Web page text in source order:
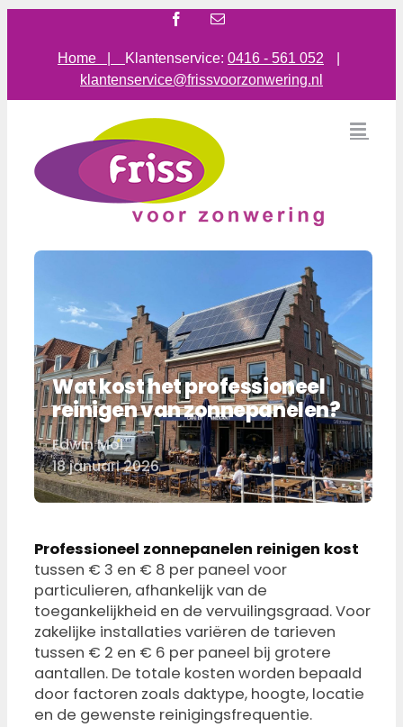
Facebook
E-
Home | Klantenservice: 0416 - 561 052
klantenservice@frissvoorzonwering.nl
Wat kost het professioneel
reinigen van zonnepanelen?
Door
Edwin Mol
18 januari 2026
Professioneel zonnepanelen reinigen kost
tussen € 3 en € 8 per paneel voor
particulieren, afhankelijk van de
toegankelijkheid en de vervuilingsgraad. Voor
zakelijke installaties variëren de tarieven
tussen € 2 en € 6 per paneel bij grotere
aantallen. De totale kosten worden bepaald
door factoren zoals daktype, hoogte, locatie
en de gewenste reinigingsfrequentie.